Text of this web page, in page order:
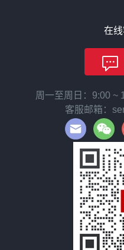
在
周一至周日：9:00 ~
客服邮箱：